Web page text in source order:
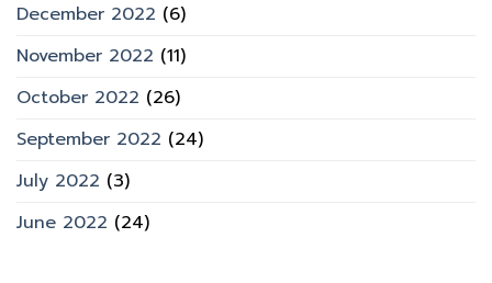
December 2022 (6)
November 2022 (11)
October 2022 (26)
September 2022 (24)
July 2022 (3)
June 2022 (24)